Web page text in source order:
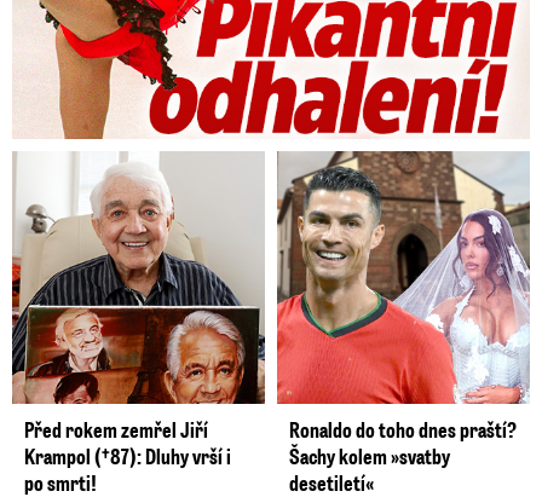
Před rokem zemřel Jiří
Krampol (†87): Dluhy vrší i
po smrti!
Ronaldo do toho dnes praští?
Šachy kolem »svatby
desetiletí«